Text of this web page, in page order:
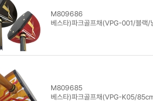
M809686
베스타)파크골프채(VPG-001/블랙
M809685
베스타)파크골프채(VPG-K05/